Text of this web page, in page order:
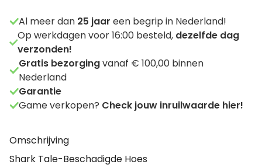
Al meer dan 25 jaar een begrip in Nederland!
Op werkdagen voor 16:00 besteld, dezelfde dag
verzonden!
Gratis bezorgingvanaf € 100,00 binnen
Nederland
Garantie
Game verkopen? Check jouw inruilwaarde hier!
Omschrijving
Shark Tale-Beschadigde Hoes